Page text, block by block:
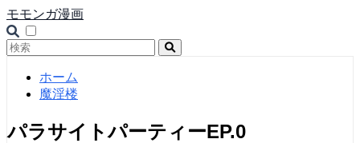
モモンガ漫画
ホーム
魔淫楼
パラサイトパーティーEP.0